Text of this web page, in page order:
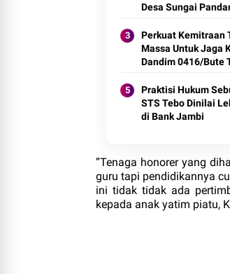
Desa Sungai
Perkuat Kemitraan
Massa Untuk Jaga
Dandim 0416/Bute
Praktisi Hukum
STS Tebo Dinilai
di Bank Jambi
”Tenaga honorer yang
guru tapi pendidikannya
ini tidak tidak ada
kepada anak yatim piatu,